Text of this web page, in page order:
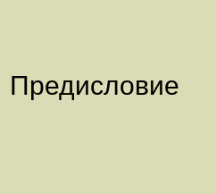
Предисловие